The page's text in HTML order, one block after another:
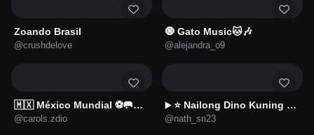
Zoando Brasil
@crushdelove
🧿 Gato Music🐱🎶
@alejandra_o9
🇲🇽 México Mundial ⚽🥅🇲🇽
@carols.zdio
▶️ ⭐ Nailong Dino Kuning 🌿🦖4️⃣
@nath_sn23